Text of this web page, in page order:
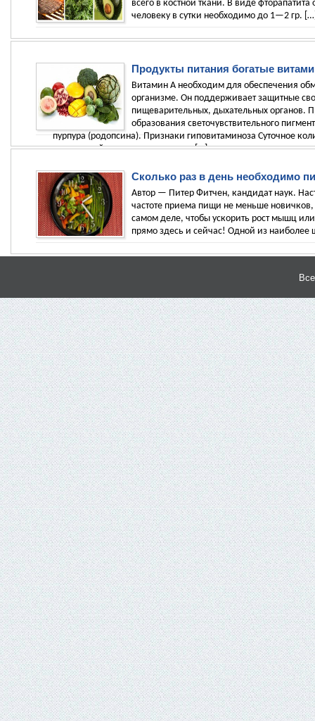
всего в костной ткани. В виде
человеку в сутки необходимо до 1—2 гр.
Продукты питания богатые
Витамин А необходим для обеспечения
организме. Он поддерживает защитные
пищеварительных, дыхательных органов.
образования светочувствительного
пурпура (родопсина). Признаки гиповитаминоза Суточное
нормальной жизнедеятельности, […]
Сколько раз в день необходимо
Автор — Питер Фитчен, кандидат наук.
частоте приема пищи не меньше новичков,
самом деле, чтобы ускорить рост мышц
прямо здесь и сейчас! Одной из